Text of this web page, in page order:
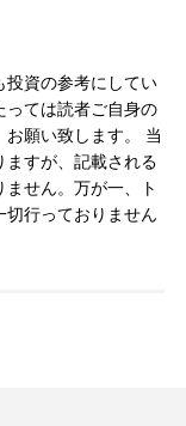
投資の参考にしてい
っては読者ご自身の
願い致します。 当
すが、記載される
せん。万が一、ト
切行っておりません